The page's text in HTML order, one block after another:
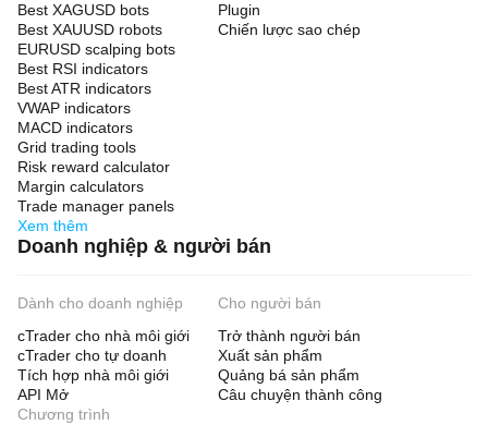
Best XAGUSD bots
Best XAUUSD robots
EURUSD scalping bots
Best RSI indicators
Best ATR indicators
VWAP indicators
MACD indicators
Grid trading tools
Risk reward calculator
Margin calculators
Trade manager panels
Xem thêm
Plugin
Chiến lược sao chép
Doanh nghiệp & người bán
Dành cho doanh nghiệp
cTrader cho nhà môi giới
cTrader cho tự doanh
Tích hợp nhà môi giới
API Mở
Cho người bán
Trở thành người bán
Xuất sản phẩm
Quảng bá sản phẩm
Câu chuyện thành công
Chương trình